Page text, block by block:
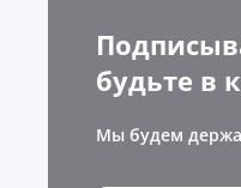
будьте в
Мы будем